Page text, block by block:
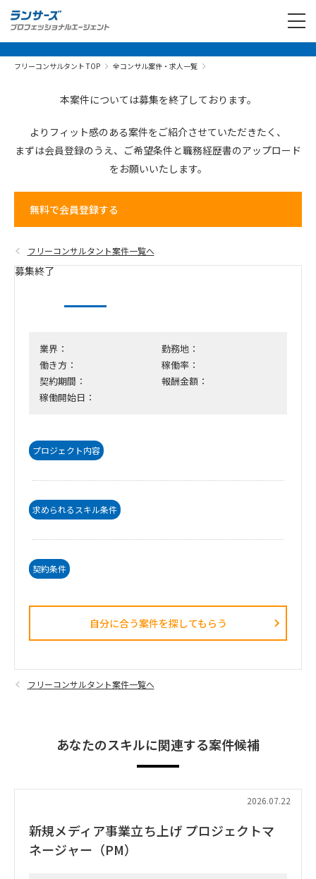
フリーコンサルタント TOP 全コンサル案件・求人一覧
本案件については募集を終了しております。
よりフィット感のある案件をご紹介させていただきたく、
まずは会員登録のうえ、 ご希望条件と職務経歴書のアップロード
をお願いいたします。
無料で会員登録する
フリーコンサルタント案件一覧へ
募集終了
業界：
働き方：
契約期間：
稼働開始日：
勤務地：
稼働率：
報酬金額：
プロジェクト内容
求められるスキル条件
契約条件
自分に合う案件を探してもらう​
フリーコンサルタント案件一覧へ
あなたのスキルに関連する案件候補
2026.07.22
新規メディア事業立ち上げ プロジェクトマ
ネージャー（PM）